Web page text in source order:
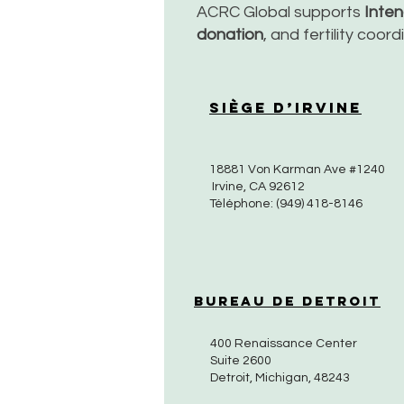
ACRC Global supports
donation, and fertility
Siège d’Irvine
18881 Von Karman Ave #1240
Irvine, CA 92612
Téléphone: (949) 418-8146
Bureau de Detroit
400 Renaissance Center
Suite 2600
Detroit, Michigan, 48243